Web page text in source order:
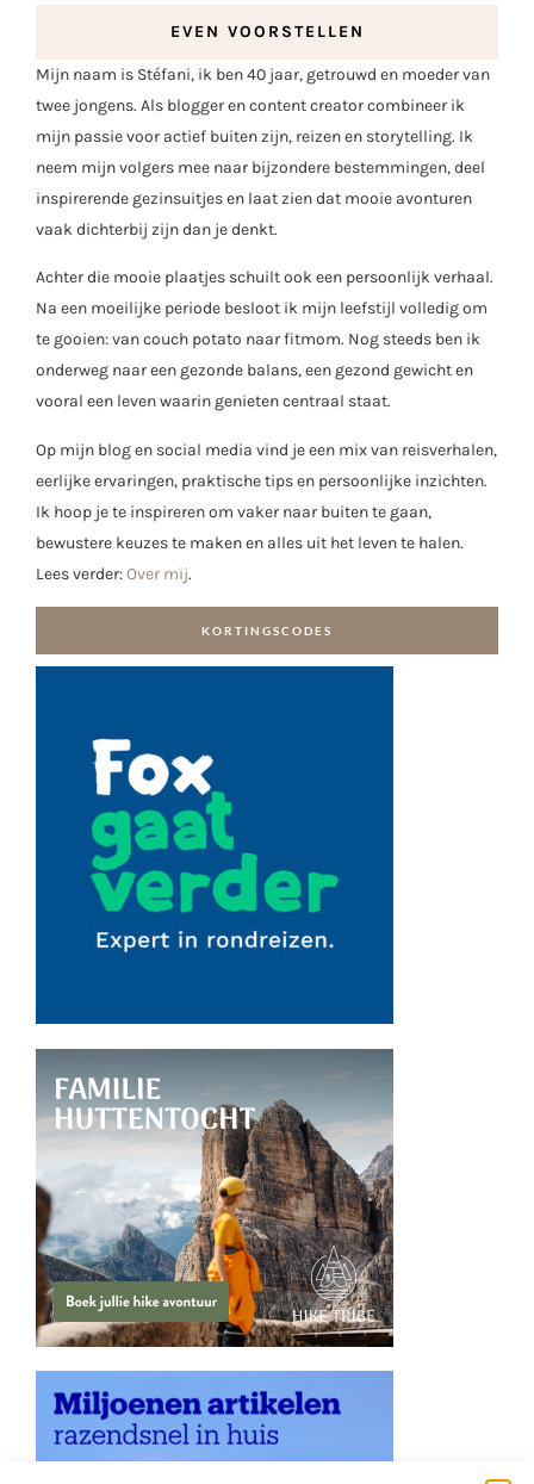
EVEN VOORSTELLEN
Mijn naam is Stéfani, ik ben 40 jaar, getrouwd en moeder van
twee jongens. Als blogger en content creator combineer ik
mijn passie voor actief buiten zijn, reizen en storytelling. Ik
neem mijn volgers mee naar bijzondere bestemmingen, deel
inspirerende gezinsuitjes en laat zien dat mooie avonturen
vaak dichterbij zijn dan je denkt.
Achter die mooie plaatjes schuilt ook een persoonlijk verhaal.
Na een moeilijke periode besloot ik mijn leefstijl volledig om
te gooien: van couch potato naar fitmom. Nog steeds ben ik
onderweg naar een gezonde balans, een gezond gewicht en
vooral een leven waarin genieten centraal staat.
Op mijn blog en social media vind je een mix van reisverhalen,
eerlijke ervaringen, praktische tips en persoonlijke inzichten.
Ik hoop je te inspireren om vaker naar buiten te gaan,
bewustere keuzes te maken en alles uit het leven te halen.
Lees verder:Over mij.
KORTINGSCODES